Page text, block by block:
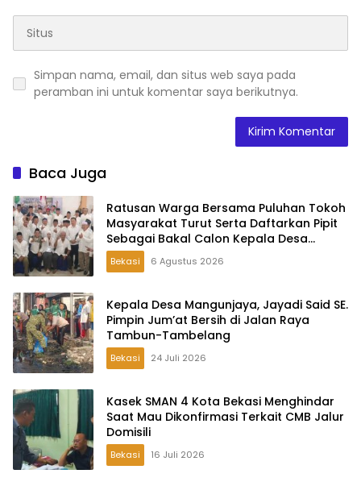
Simpan nama, email, dan situs web saya pada
peramban ini untuk komentar saya berikutnya.
Baca Juga
Ratusan Warga Bersama Puluhan Tokoh
Masyarakat Turut Serta Daftarkan Pipit
Sebagai Bakal Calon Kepala Desa
Lambangsari
Bekasi 6 Agustus 2026
Kepala Desa Mangunjaya, Jayadi Said SE.
Pimpin Jum’at Bersih di Jalan Raya
Tambun-Tambelang
Bekasi 24 Juli 2026
Kasek SMAN 4 Kota Bekasi Menghindar
Saat Mau Dikonfirmasi Terkait CMB Jalur
Domisili
Bekasi 16 Juli 2026